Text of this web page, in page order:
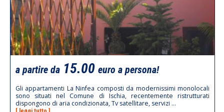
a partire da 15.00 euro a persona!
Gli appartamenti La Ninfea composti da modernissimi monolocali
sono situati nel Comune di Ischia, recentemente ristrutturati
dispongono di aria condizionata, Tv satellitare, servizi ...